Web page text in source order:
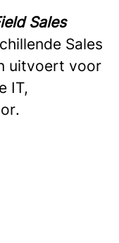
Sales
Sales
uitvoert voor
IT,
.